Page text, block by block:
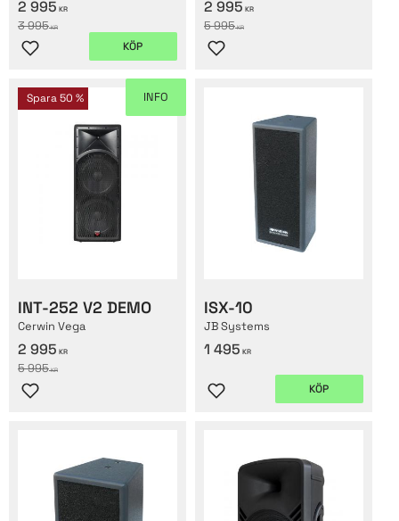
2 995 KR
3 995KR
Lägg till i favoriter
KÖP
2 995 KR
5 995KR
Lägg till i favoriter
INT-252 V2 DEMO
Cerwin Vega
2 995 KR
5 995KR
Spara50 %
Lägg till i favoriter
INFO
ISX-10
JB Systems
1 495 KR
Lägg till i favoriter
KÖP